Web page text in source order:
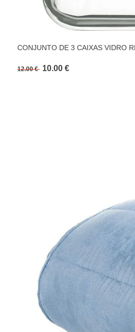
CONJUNTO DE 3 CAIXAS VIDRO
12.00 € 10.00 €